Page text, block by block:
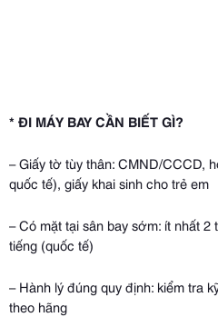
* ĐI MÁY BAY CẦN BIẾT GÌ?
– Giấy tờ tùy thân: CMND/CCCD,
quốc tế), giấy khai sinh cho trẻ em
– Có mặt tại sân bay sớm: ít nhất
tiếng (quốc tế)
– Hành lý đúng quy định: kiểm tra
theo hãng